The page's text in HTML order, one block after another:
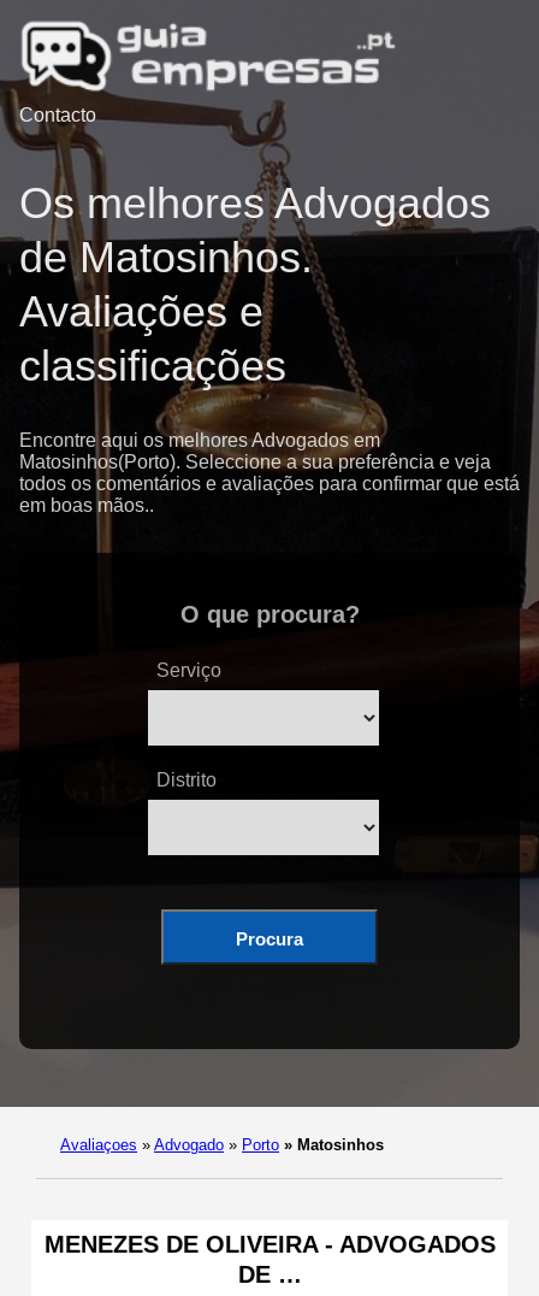
Contacto
Os melhores Advogados
de Matosinhos.
Avaliações e
classificações
Encontre aqui os melhores Advogados em
Matosinhos(Porto). Seleccione a sua preferência e veja
todos os comentários e avaliações para confirmar que está
em boas mãos..
O que procura?
Serviço
Distrito
Procura
Avaliaçoes » Advogado » Porto » Matosinhos
MENEZES DE OLIVEIRA - ADVOGADOS
DE …